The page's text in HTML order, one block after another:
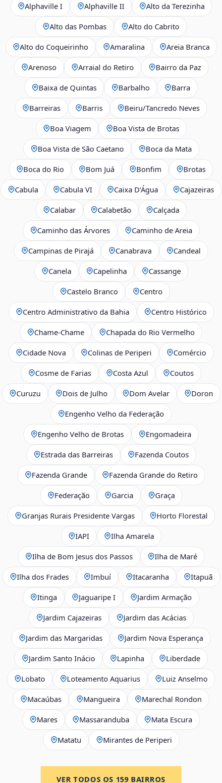
Alphaville I Alphaville II Alto da Terezinha
Alto das Pombas Alto do Cabrito
Alto do Coqueirinho Amaralina Areia Branca
Arenoso Arraial do Retiro Bairro da Paz
Baixa de Quintas Barbalho Barra
Barreiras Barris Beiru/Tancredo Neves
Boa Viagem Boa Vista de Brotas
Boa Vista de São Caetano Boca da Mata
Boca do Rio Bom Juá Bonfim Brotas
Cabula Cabula VI Caixa D’Água Cajazeiras
Calabar Calabetão Calçada
Caminho das Árvores Caminho de Areia
Campinas de Pirajá Canabrava Candeal
Canela Capelinha Cassange
Castelo Branco Centro
Centro Administrativo da Bahia Centro Histórico
Chame-Chame Chapada do Rio Vermelho
Cidade Nova Colinas de Periperi Comércio
Cosme de Farias Costa Azul Coutos
Curuzu Dois de Julho Dom Avelar Doron
Engenho Velho da Federação
Engenho Velho de Brotas Engomadeira
Estrada das Barreiras Fazenda Coutos
Fazenda Grande Fazenda Grande do Retiro
Federação Garcia Graça
Granjas Rurais Presidente Vargas Horto Florestal
IAPI Ilha Amarela
Ilha de Bom Jesus dos Passos Ilha de Maré
Ilha dos Frades Imbuí Itacaranha Itapuã
Itinga Jaguaripe I Jardim Armação
Jardim Cajazeiras Jardim das Acácias
Jardim das Margaridas Jardim Nova Esperança
Jardim Santo Inácio Lapinha Liberdade
Lobato Loteamento Aquarius Luiz Anselmo
Macaúbas Mangueira Marechal Rondon
Mares Massaranduba Mata Escura
Matatu Mirantes de Periperi
VER TODOS OS 159 BAIRROS